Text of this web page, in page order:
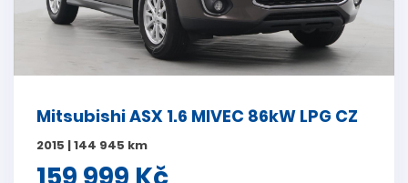
Mitsubishi ASX 1.6 MIVEC 86kW LPG CZ
2015 | 144 945 km